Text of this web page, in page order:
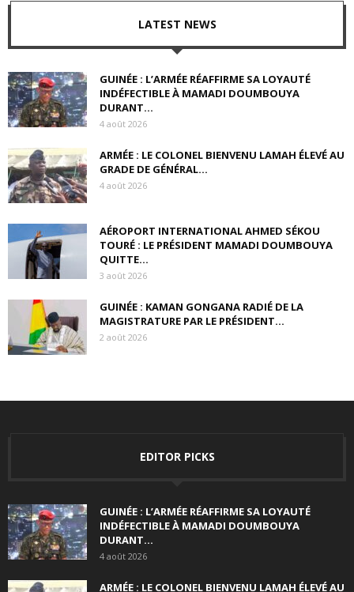
LATEST NEWS
GUINÉE : L’ARMÉE RÉAFFIRME SA LOYAUTÉ
INDÉFECTIBLE À MAMADI DOUMBOUYA
DURANT...
4 août 2026
ARMÉE : LE COLONEL BIENVENU LAMAH ÉLEVÉ AU
GRADE DE GÉNÉRAL...
4 août 2026
AÉROPORT INTERNATIONAL AHMED SÉKOU
TOURÉ : LE PRÉSIDENT MAMADI DOUMBOUYA
QUITTE...
3 août 2026
GUINÉE : KAMAN GONGANA RADIÉ DE LA
MAGISTRATURE PAR LE PRÉSIDENT...
2 août 2026
EDITOR PICKS
GUINÉE : L’ARMÉE RÉAFFIRME SA LOYAUTÉ
INDÉFECTIBLE À MAMADI DOUMBOUYA
DURANT...
4 août 2026
ARMÉE : LE COLONEL BIENVENU LAMAH ÉLEVÉ AU